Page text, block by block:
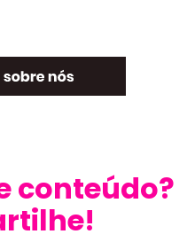
conteúdo?